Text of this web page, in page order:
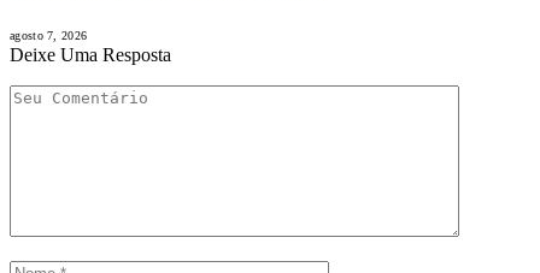
agosto 7, 2026
Deixe Uma Resposta